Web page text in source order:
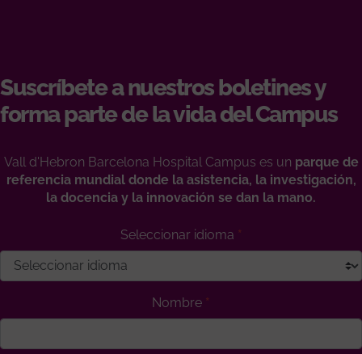
Suscríbete a nuestros boletines y
forma parte de la vida del Campus
Vall d'Hebron Barcelona Hospital Campus es un parque de
referencia mundial donde la asistencia, la investigación,
la docencia y la innovación se dan la mano.
Seleccionar idioma
Nombre